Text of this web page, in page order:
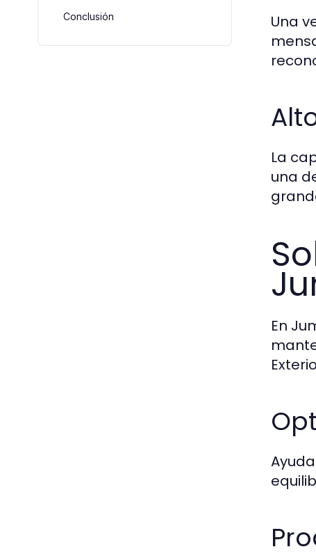
Conclusión
Una
La
una
En